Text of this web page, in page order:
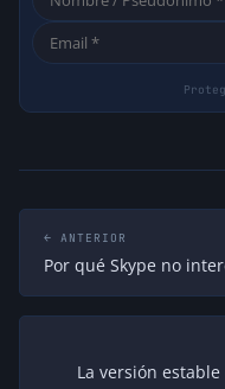
hace 14 años
Ivan
todos
hacer
página
los
tiene
← ANTERIOR
Por qué Skype no
La versión